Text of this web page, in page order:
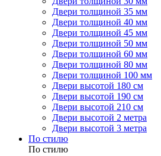
Двери толщиной 35 мм
Двери толщиной 40 мм
Двери толщиной 45 мм
Двери толщиной 50 мм
Двери толщиной 60 мм
Двери толщиной 80 мм
Двери толщиной 100 мм
Двери высотой 180 см
Двери высотой 190 см
Двери высотой 210 см
Двери высотой 2 метра
Двери высотой 3 метра
По стилю
По стилю